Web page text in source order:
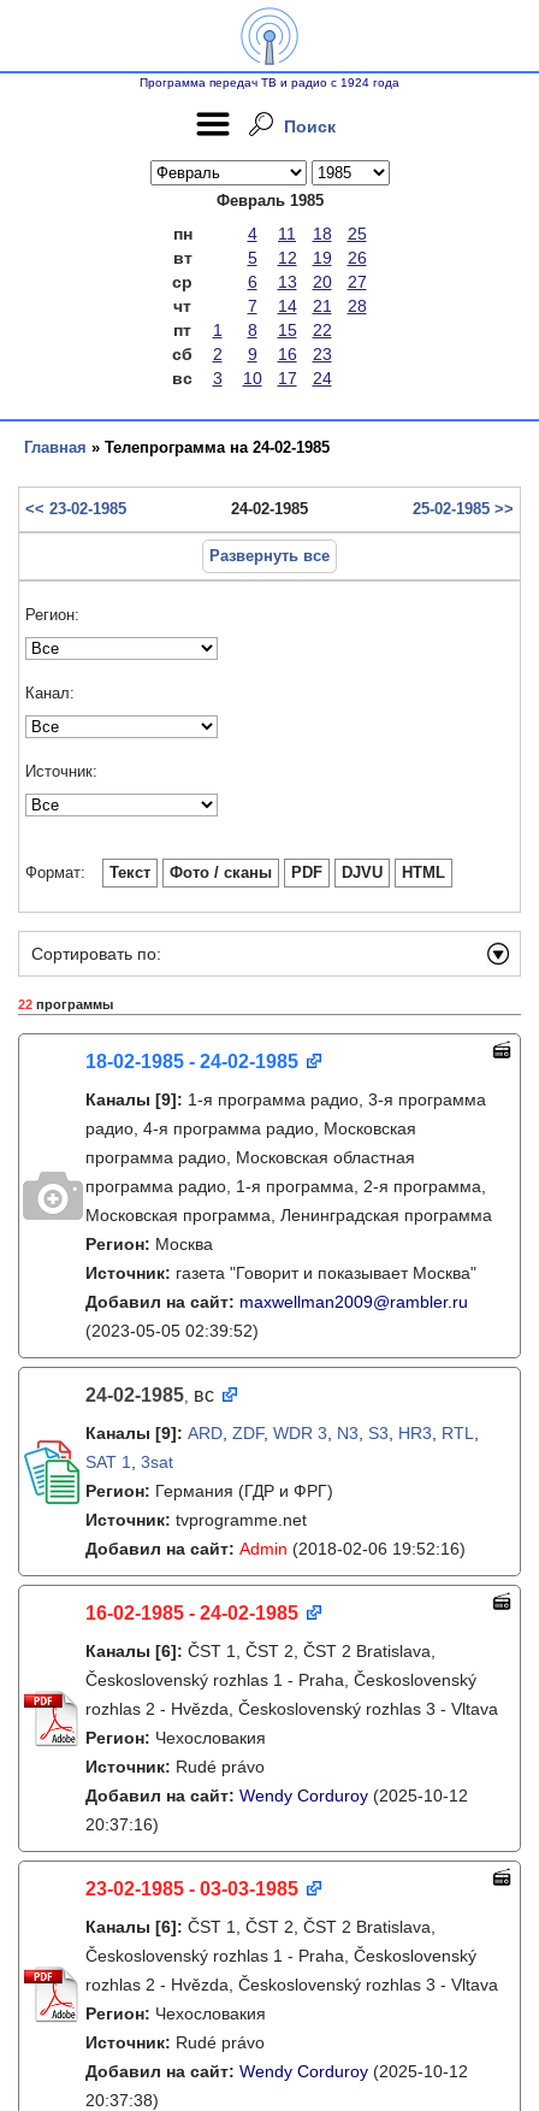
Программа передач ТВ и радио с 1924 года
Поиск
Февраль 1985
пн 4 11 18
25
вт
5 12 19
26
ср
6 13 20
27
чт
7 14 21
28
пт
1 8 15
22
сб
2 9 16
23
вс
3 10 17 24
Главная » Телепрограмма на 24-02-1985
<< 23-02-1985 24-02-1985 25-02-1985 >>
Развернуть все
Регион:
Канал:
Источник:
Формат: Текст Фото / сканы PDF DJVU HTML
Сортировать по:
22 программы
18-02-1985 - 24-02-1985
Каналы [9]: 1-я программа радио, 3-я программа
радио, 4-я программа радио, Московская
программа радио, Московская областная
программа радио, 1-я программа, 2-я программа,
Московская программа, Ленинградская программа
Регион: Москва
Источник: газета "Говорит и показывает Москва"
Добавил на сайт: maxwellman2009@rambler.ru
(2023-05-05 02:39:52)
24-02-1985, вс
Каналы [9]: ARD ZDF, WDR 3 N3 S3 HR3 RTL
SAT 1
3sat
Регион: Германия (ГДР и ФРГ)
Источник: tvprogramme.net
Добавил на сайт: Admin (2018-02-06 19:52:16)
16-02-1985 - 24-02-1985
Каналы [6]: ČST 1, ČST 2, ČST 2 Bratislava,
Československý rozhlas 1 - Praha, Československý
rozhlas 2 - Hvězda, Československý rozhlas 3 - Vltava
Регион: Чехословакия
Источник: Rudé právo
Добавил на сайт: Wendy Corduroy (2025-10-12
20:37:16)
23-02-1985 - 03-03-1985
Каналы [6]: ČST 1, ČST 2, ČST 2 Bratislava,
Československý rozhlas 1 - Praha, Československý
rozhlas 2 - Hvězda, Československý rozhlas 3 - Vltava
Регион: Чехословакия
Источник: Rudé právo
Добавил на сайт: Wendy Corduroy (2025-10-12
20:37:38)